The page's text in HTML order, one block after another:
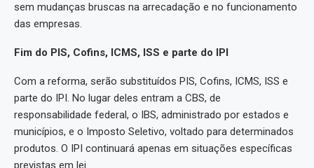
sem mudanças bruscas na arrecadação e no funcionamento
das empresas.
Fim do PIS, Cofins, ICMS, ISS e parte do IPI
Com a reforma, serão substituídos PIS, Cofins, ICMS, ISS e
parte do IPI. No lugar deles entram a CBS, de
responsabilidade federal, o IBS, administrado por estados e
municípios, e o Imposto Seletivo, voltado para determinados
produtos. O IPI continuará apenas em situações específicas
previstas em lei.